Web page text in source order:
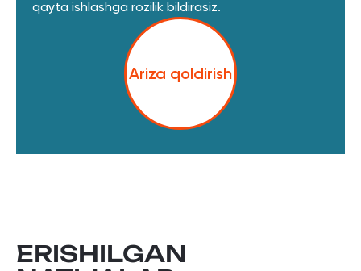
qayta ishlashga rozilik bildirasiz.
Ariza qoldirish
ERISHILGAN